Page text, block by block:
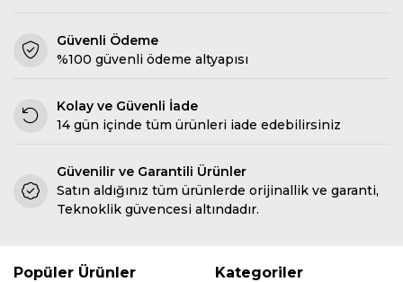
Güvenli Ödeme
%100 güvenli ödeme altyapısı
Kolay ve Güvenli İade
14 gün içinde tüm ürünleri iade edebilirsiniz
Güvenilir ve Garantili Ürünler
Satın aldığınız tüm ürünlerde orijinallik ve garanti,
Teknoklik güvencesi altındadır.
Popüler Ürünler Kategoriler